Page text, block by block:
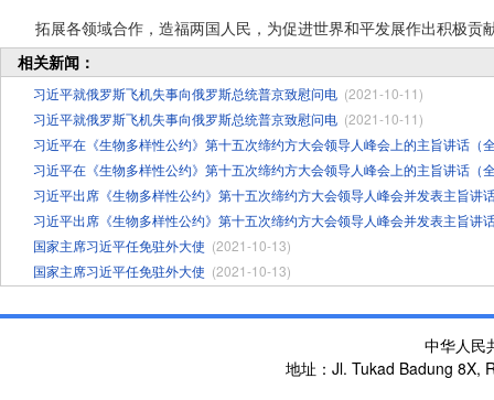
拓展各领域合作，造福两国人民，为促进世界和平发展作出积极贡
相关新闻：
习近平就俄罗斯飞机失事向俄罗斯总统普京致慰问电 (2021-10-11)
习近平就俄罗斯飞机失事向俄罗斯总统普京致慰问电 (2021-10-11)
习近平在《生物多样性公约》第十五次缔约方大会领导人峰会上的主旨讲话（
习近平在《生物多样性公约》第十五次缔约方大会领导人峰会上的主旨讲话（
习近平出席《生物多样性公约》第十五次缔约方大会领导人峰会并发表主旨讲
习近平出席《生物多样性公约》第十五次缔约方大会领导人峰会并发表主旨讲
国家主席习近平任免驻外大使 (2021-10-13)
国家主席习近平任免驻外大使 (2021-10-13)
中华人民
地址：Jl. Tukad Badung 8X,